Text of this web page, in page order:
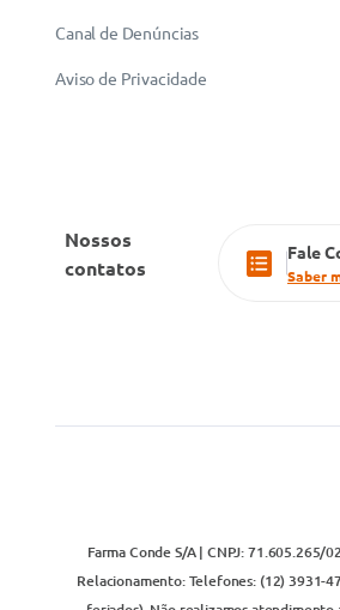
Canal de Denúncias
Aviso de Privacidade
Nossos
contatos
Fale
Saber
Farma Conde S/A | CNPJ: 71.605.265/
Relacionamento: Telefones: (12) 3931-